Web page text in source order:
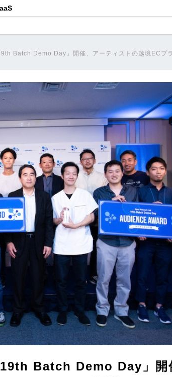
Batch Demo Day」開催、アーティストの越境ECプ
Batch Demo Day」開